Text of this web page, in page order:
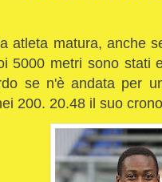
atleta matura, anche
5000 metri sono stati
se n'è andata per
200. 20.48 il suo